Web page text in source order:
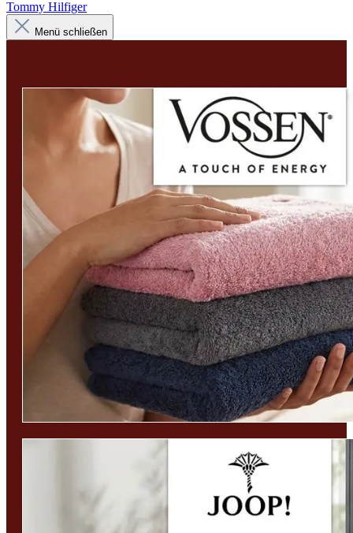
Tommy Hilfiger
Menü schließen